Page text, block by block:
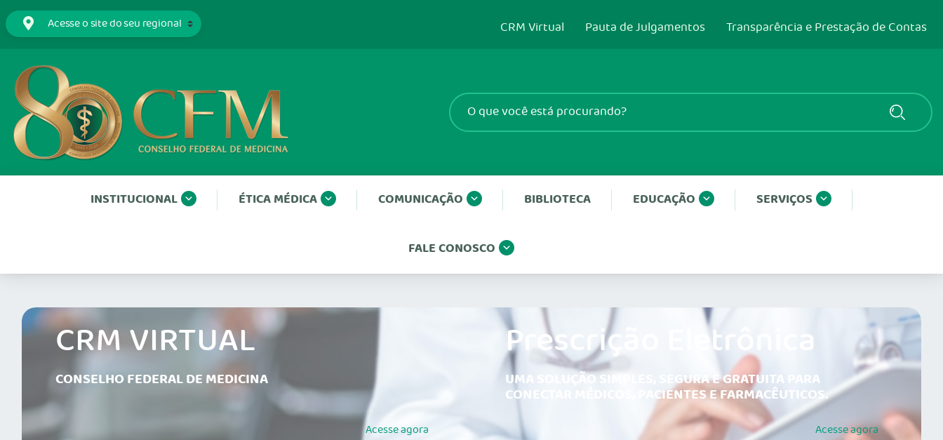
CRM Virtual Pauta de Julgamentos Transparência e Prestação de Contas
INSTITUCIONAL ÉTICA MÉDICA COMUNICAÇÃO BIBLIOTECA EDUCAÇÃO SERVIÇOS
FALE CONOSCO
CRM VIRTUAL
CONSELHO FEDERAL DE MEDICINA
Acesseagora
Prescrição Eletrônica
UMA SOLUÇÃO SIMPLES, SEGURA E GRATUITA PARA
CONECTAR MÉDICOS, PACIENTES E FARMACÊUTICOS.
Acesseagora